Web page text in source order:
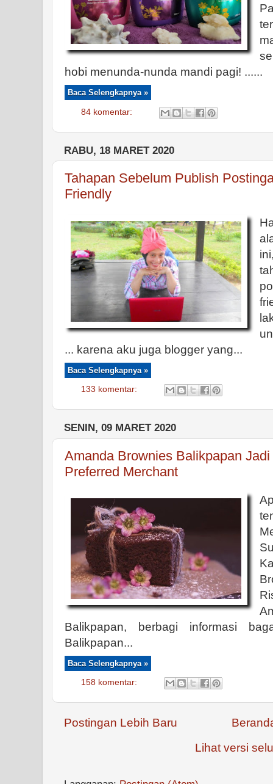
hobi menunda-nunda mandi pagi! ......
Baca Selengkapnya »
84 komentar:
RABU, 18 MARET 2020
Tahapan Sebelum Publish
Friendly
... karena aku juga blogger yang...
Baca Selengkapnya »
133 komentar:
SENIN, 09 MARET 2020
Amanda Brownies Balikpapan
Preferred Merchant
Balikpapan, berbagi informasi
Balikpapan...
Baca Selengkapnya »
158 komentar:
Postingan Lebih Baru
Lihat versi